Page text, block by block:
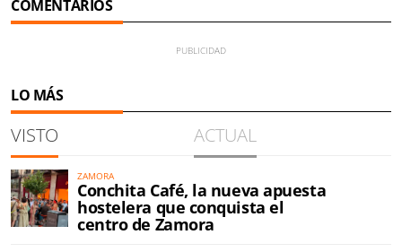
COMENTARIOS
LO MÁS
VISTO ACTUAL
ZAMORA
Conchita Café, la nueva apuesta
hostelera que conquista el
centro de Zamora